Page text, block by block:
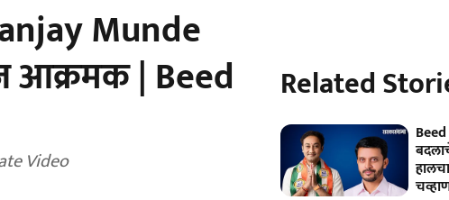
Munde
आक्रमक | Beed
Video
Related